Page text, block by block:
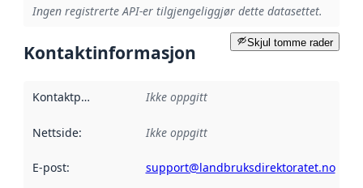
Ingen registrerte API-er tilgjengeliggjør dette datasettet.
Skjul tomme rader
Kontaktinformasjon
Kontaktpunkt Ikke oppgitt
Nettside: Ikke oppgitt
E-post: support@landbruksdirektoratet.no